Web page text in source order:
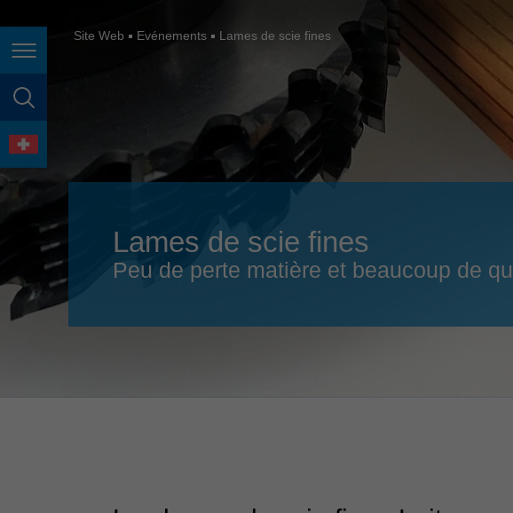
page search
language
France
Great Britain english
Italia italiano
India
Japan (日本) 日本語
Magyarország
Malaysia english
México
Site Web Evénements Lames de scie fines
Lames de scie fines
Peu de perte matière et beaucoup de